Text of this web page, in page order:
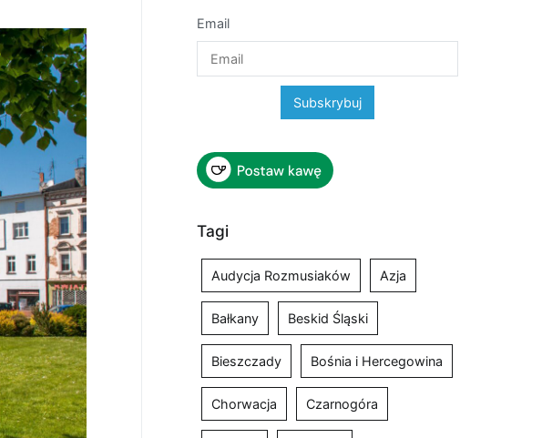
Email
Tagi
Audycja Rozmusiaków Azja
Bałkany Beskid Śląski
Bieszczady Bośnia i Hercegowina
Chorwacja Czarnogóra